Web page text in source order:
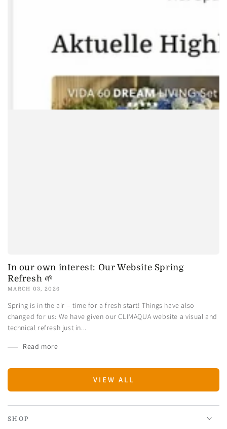
In our own interest: Our Website Spring
Refresh 🌱
MARCH 03, 2026
Spring is in the air – time for a fresh start! Things have also
changed for us: We have given our CLIMAQUA website a visual and
technical refresh just in...
Read more
VIEW ALL
SHOP